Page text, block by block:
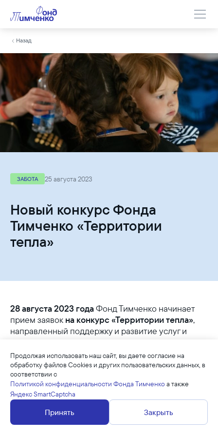
Назад
ЗАБОТА 25 августа 2023
Новый конкурс Фонда
Тимченко «Территории
тепла»
28 августа 2023 годаФонд Тимченко начинает
прием заявок на конкурс «Территории тепла»,
направленный поддержку и развитие услуг и
в кризисной ситуации с детьми в возрасте
до четырёх лет и детям до четырёх лет, которые
остались без попечения родителей.
География конкурса – 14 пилотных регионов:
Белгородская, Воронежская, Калининградская,
Московская, Нижегородская, Новосибирская,
Продолжая использовать наш сайт, вы даете согласие на
обработку файлов Cookies и других пользовательских данных, в
соответствии с
Политикой конфиденциальности Фонда Тимченко а также
Яндекс SmartCaptcha
Принять Закрыть